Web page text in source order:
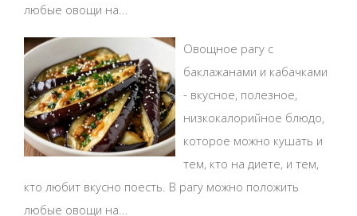
любые овощи на...
Овощное рагу с
баклажанами и кабачками
- вкусное, полезное,
низкокалорийное блюдо,
которое можно кушать и
тем, кто на диете, и тем,
кто любит вкусно поесть. В рагу можно положить
любые овощи на...